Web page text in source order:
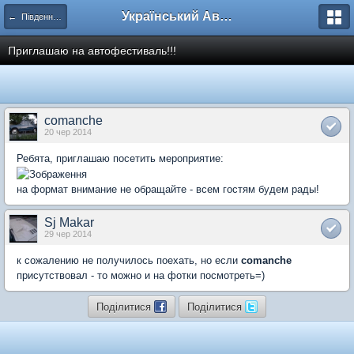
← Південний регіон Український Автоклуб ВАЗ
Приглашаю на автофестиваль!!!
comanche
20 чер 2014
Ребята, приглашаю посетить мероприятие:
на формат внимание не обращайте - всем гостям будем рады!
Sj Makar
29 чер 2014
к сожалению не получилось поехать, но если comanche
присутствовал - то можно и на фотки посмотреть=)
Поділитися Поділитися